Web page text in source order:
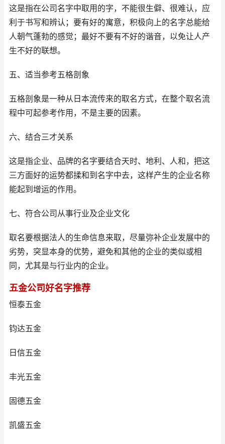
这是指在公司名字中取用的字，不能很生僻、很难认，应
利于书写和辨认；要有好的寓意，积极向上的名字总能给
人朝气蓬勃的感觉；最好不要有不好的谐音，以免让人产
生不好的联想。
五、适当参考五格剖象
五格剖象是一种从日本流传来的取名方式，在整个取名流
程中可起参考作用，不是主要的因素。
六、结合三才关系
这是指企业、品牌的名字要结合天时、地利、人和，把这
三方面好的运势都揉和到名字中去，这样产生的企业名称
能起到增运的作用。
七、符合公司从事行业及企业文化
取名要根据法人的生命信息来取，尽量弥补企业发展中的
劣势，突显本身的优势，避免和其他的企业的类似或相
同，尤其是与行业内的企业。
五金公司好名字推荐
恒泰五金
钧达五金
日信五金
丰光五金
固德五金
凯盛五金